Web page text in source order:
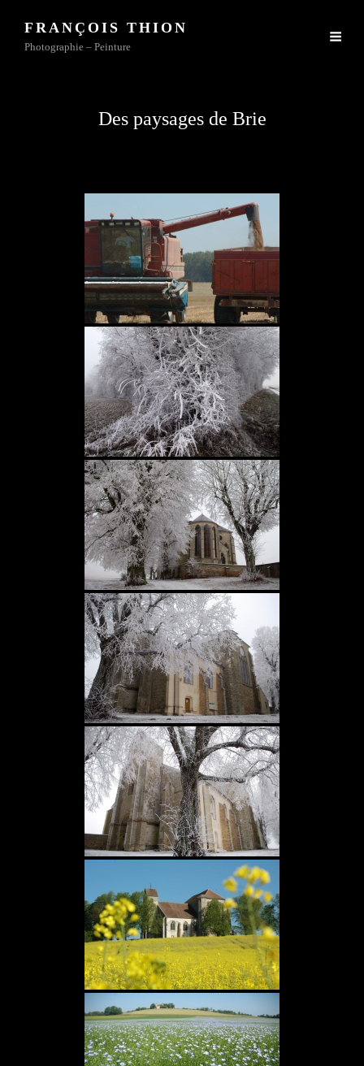
FRANÇOIS THION
Photographie – Peinture
Des paysages de Brie